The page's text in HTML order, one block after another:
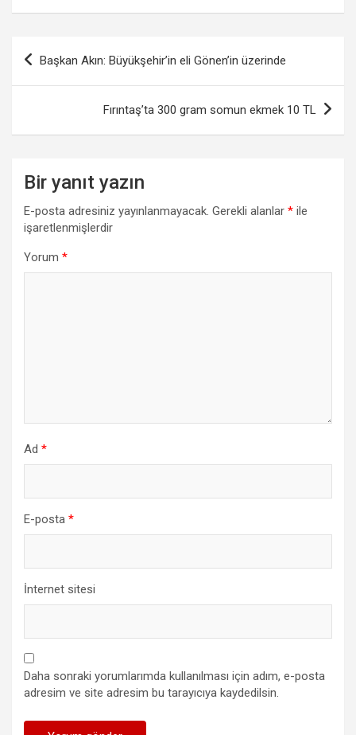
Yazı
gezinmesi
Başkan Akın: Büyükşehir’in eli Gönen’in üzerinde
Fırıntaş’ta 300 gram somun ekmek 10 TL
Bir yanıt yazın
E-posta adresiniz yayınlanmayacak. Gerekli alanlar * ile
işaretlenmişlerdir
Yorum *
Ad *
E-posta *
İnternet sitesi
Daha sonraki yorumlarımda kullanılması için adım, e-posta
adresim ve site adresim bu tarayıcıya kaydedilsin.